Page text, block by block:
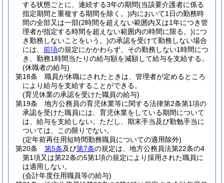
する状態ごとに、連続する3年の期間(当該要介護者に係る
指定期間と重複する期間を除く。)内において1日の勤務時
間の全部又は一部(2時間を超えない範囲内又は1年につき管
理者が指定する時間を超えない範囲内の時間に限る。)につ
き勤務しないことをいう。)の承認を受けて勤務しない場合
には、 前項の規定にかかわらず、その勤務しない1時間につ
き、勤務1時間当たりの給与額を減額して給与を支給する。
(休職者の給与)
第18条
職員が休職にされたときは、管理者が定めるところ
により給与を支給することができる。
(育児休業の承認を受けた職員の給与)
第19条
地方公務員の育児休業等に関する法律第2条第1項の
承認を受けた職員には、育児休業をしている期間について
は、給与を支給しない。 ただし、期末手当及び勤勉手当に
ついては、この限りでない。
(定年前再任用短時間勤務職員についての適用除外)
第20条
第5条及び第7条の規定は、地方公務員法第22条の4
第1項又は第22条の5第1項の規定により採用された職員に
は適用しない。
(会計年度任用職員等の給与)